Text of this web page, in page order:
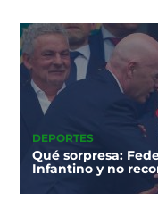
DEPORTES
Qué sorpresa:
Infantino y no